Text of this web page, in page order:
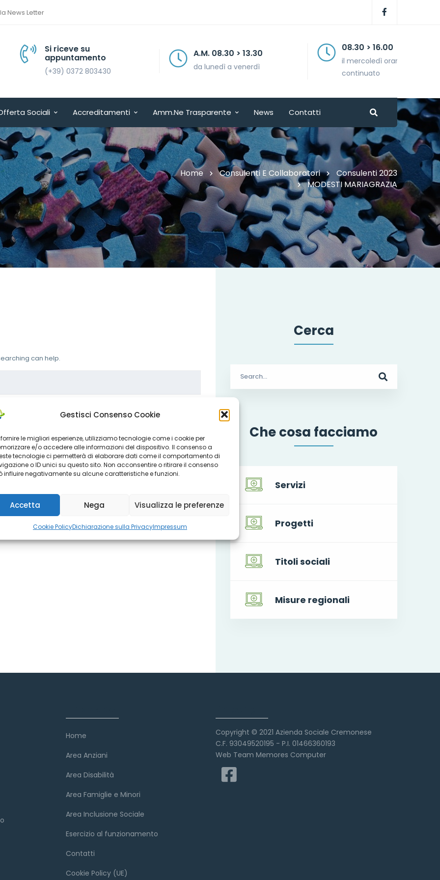
Gestisci Consenso Cookie
fornire le migliori esperienze, utilizziamo tecnologie come i cookie per
e/o accedere alle informazioni del dispositivo. Il consenso a
tecnologie ci permetterà di elaborare dati come il comportamento di
o ID unici su questo sito. Non acconsentire o ritirare il consenso
influire negativamente su alcune caratteristiche e funzioni.
Accetta Nega Visualizza le preferenze
Cookie PolicyDichiarazione sulla PrivacyImpressum
News Letter
Si riceve su
appuntamento
(+39) 0372 803430
A.M. 08.30 > 13.30
da lunedì a venerdì
08.30 > 16.00
il mercoledì orario
Sociali Accreditamenti Amm.ne Trasparente News Contatti
Home Consulenti E Collaboratori
Consulenti 2023
MODESTI MARIAGRAZIA
can help.
Cerca
for:
Che cosa facciamo
Servizi
Progetti
Titoli sociali
Misure regionali
Home
Area Anziani
Area Disabilità
Area Famiglie e Minori
Area Inclusione Sociale
Esercizio al funzionamento
Contatti
Cookie Policy (UE)
Copyright © 2021 Azienda Sociale Cremonese
C.F. 93049520195 - P.I. 01466360193
Web Team Memores Computer